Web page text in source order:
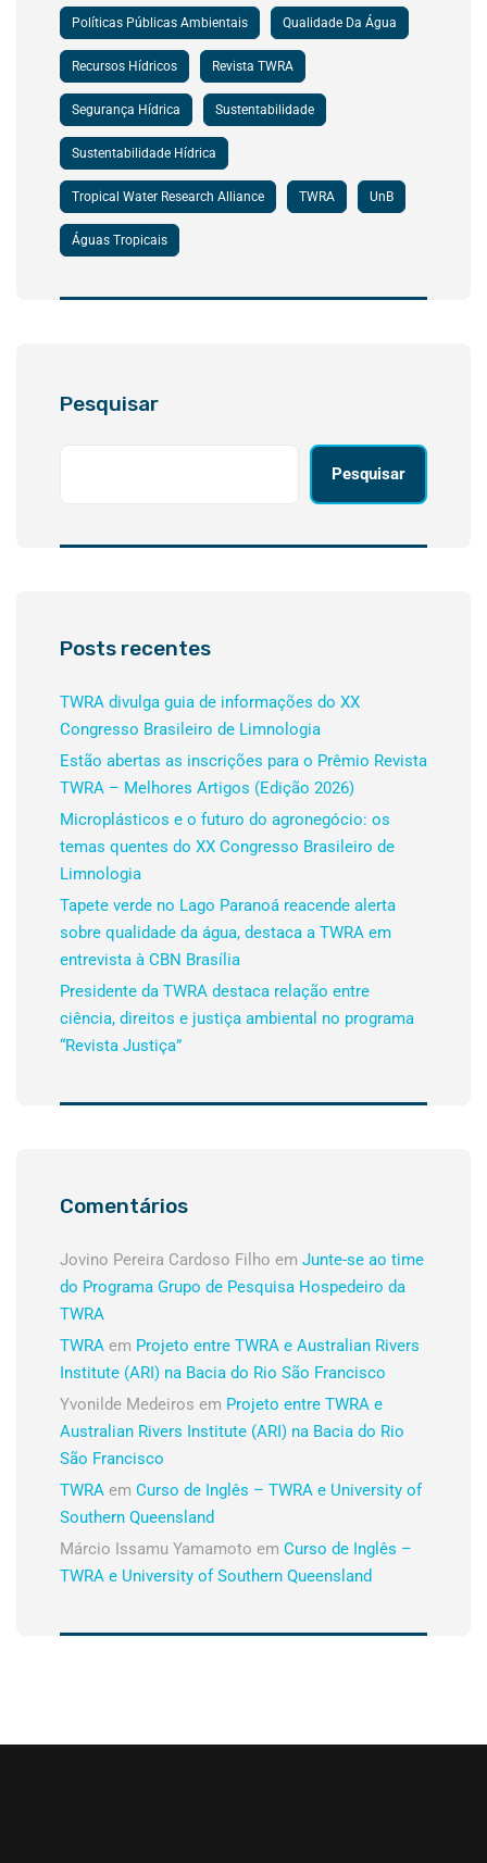
Políticas Públicas Ambientais Qualidade Da Água
Recursos Hídricos Revista TWRA
Segurança Hídrica Sustentabilidade
Sustentabilidade Hídrica
Tropical Water Research Alliance TWRA UnB
Águas Tropicais
Pesquisar
Pesquisar
Posts recentes
TWRA divulga guia de informações do XX
Congresso Brasileiro de Limnologia
Estão abertas as inscrições para o Prêmio Revista
TWRA – Melhores Artigos (Edição 2026)
Microplásticos e o futuro do agronegócio: os
temas quentes do XX Congresso Brasileiro de
Limnologia
Tapete verde no Lago Paranoá reacende alerta
sobre qualidade da água, destaca a TWRA em
entrevista à CBN Brasília
Presidente da TWRA destaca relação entre
ciência, direitos e justiça ambiental no programa
“Revista Justiça”
Comentários
Jovino Pereira Cardoso Filho em Junte-se ao time
do Programa Grupo de Pesquisa Hospedeiro da
TWRA
TWRA em Projeto entre TWRA e Australian Rivers
Institute (ARI) na Bacia do Rio São Francisco
Yvonilde Medeiros em Projeto entre TWRA e
Australian Rivers Institute (ARI) na Bacia do Rio
São Francisco
TWRA em Curso de Inglês – TWRA e University of
Southern Queensland
Márcio Issamu Yamamoto em Curso de Inglês –
TWRA e University of Southern Queensland